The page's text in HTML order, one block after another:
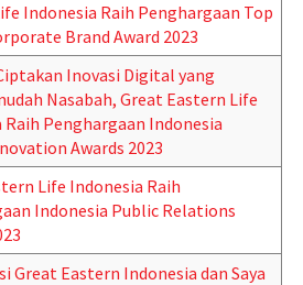
Indonesia Raih Penghargaan Top
Brand Award 2023
Inovasi Digital yang
Nasabah, Great Eastern Life
Raih Penghargaan Indonesia
Awards 2023
Life Indonesia Raih
Indonesia Public Relations
Great Eastern Indonesia dan Saya